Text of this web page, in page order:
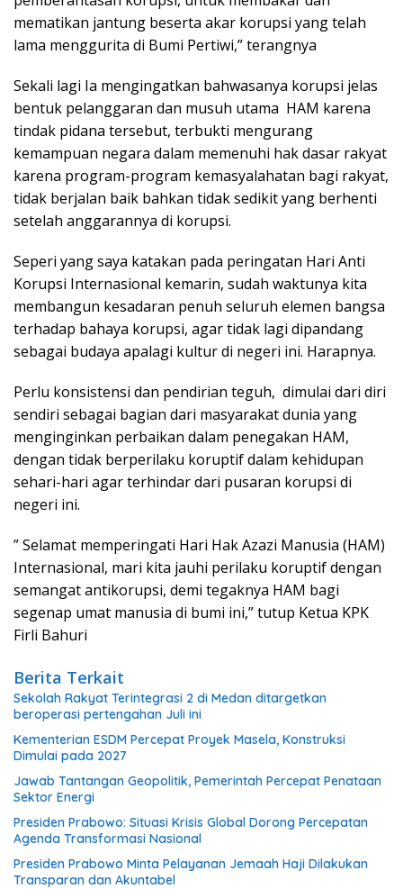
mematikan jantung beserta akar korupsi yang telah
lama menggurita di Bumi Pertiwi,” terangnya
Sekali lagi Ia mengingatkan bahwasanya korupsi jelas
bentuk pelanggaran dan musuh utama HAM karena
tindak pidana tersebut, terbukti mengurang
kemampuan negara dalam memenuhi hak dasar rakyat
karena program-program kemasyalahatan bagi rakyat,
tidak berjalan baik bahkan tidak sedikit yang berhenti
setelah anggarannya di korupsi.
Seperi yang saya katakan pada peringatan Hari Anti
Korupsi Internasional kemarin, sudah waktunya kita
membangun kesadaran penuh seluruh elemen bangsa
terhadap bahaya korupsi, agar tidak lagi dipandang
sebagai budaya apalagi kultur di negeri ini. Harapnya.
Perlu konsistensi dan pendirian teguh, dimulai dari diri
sendiri sebagai bagian dari masyarakat dunia yang
menginginkan perbaikan dalam penegakan HAM,
dengan tidak berperilaku koruptif dalam kehidupan
sehari-hari agar terhindar dari pusaran korupsi di
negeri ini.
” Selamat memperingati Hari Hak Azazi Manusia (HAM)
Internasional, mari kita jauhi perilaku koruptif dengan
semangat antikorupsi, demi tegaknya HAM bagi
segenap umat manusia di bumi ini,” tutup Ketua KPK
Firli Bahuri
Berita Terkait
Sekolah Rakyat Terintegrasi 2 di Medan ditargetkan
beroperasi pertengahan Juli ini
Kementerian ESDM Percepat Proyek Masela, Konstruksi
Dimulai pada 2027
Jawab Tantangan Geopolitik, Pemerintah Percepat Penataan
Sektor Energi
Presiden Prabowo: Situasi Krisis Global Dorong Percepatan
Agenda Transformasi Nasional
Presiden Prabowo Minta Pelayanan Jemaah Haji Dilakukan
Transparan dan Akuntabel